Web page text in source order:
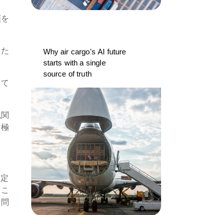
Why air cargo's AI future
starts with a single
source of truth